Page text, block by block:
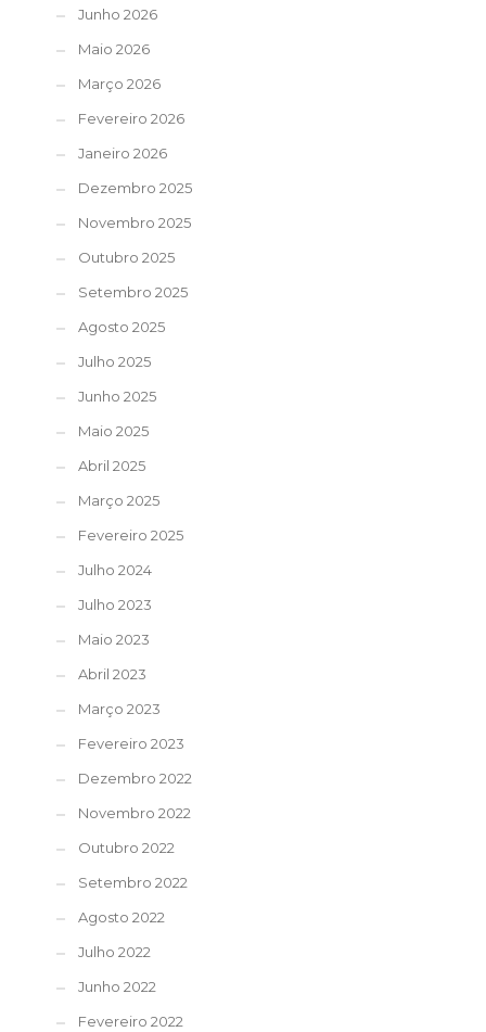
Junho 2026
Maio 2026
Março 2026
Fevereiro 2026
Janeiro 2026
Dezembro 2025
Novembro 2025
Outubro 2025
Setembro 2025
Agosto 2025
Julho 2025
Junho 2025
Maio 2025
Abril 2025
Março 2025
Fevereiro 2025
Julho 2024
Julho 2023
Maio 2023
Abril 2023
Março 2023
Fevereiro 2023
Dezembro 2022
Novembro 2022
Outubro 2022
Setembro 2022
Agosto 2022
Julho 2022
Junho 2022
Fevereiro 2022